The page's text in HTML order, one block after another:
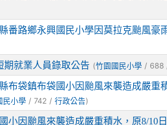
番路鄉永興國民小學因莫拉克颱風豪
期就業人員錄取公告 (竹園國民小學 /
布袋鎮布袋國小因颱風來襲造成嚴重
民小學 / 742 /行政公告)
小因颱風來襲造成嚴重積水，原8/10